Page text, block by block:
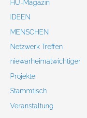
HU-Magazin
IDEEN
MENSCHEN
Netzwerk Treffen
niewarheimatwichtiger
Projekte
Stammtisch
Veranstaltung